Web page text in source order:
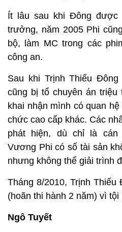
Ít lâu sau khi Đông được
trưởng, năm 2005 Phi
bộ, làm MC trong các
công an.
Sau khi Trịnh Thiếu
cũng bị tổ chuyên án triệu
khai nhận mình có quan
chức cao cấp khác. Các
phát hiện, dù chỉ là cán
Vương Phi có số tài sản
nhưng không thể giải trình
Tháng 8/2010, Trịnh
(hoãn thi hành 2 năm) vì tội
Ngô Tuyết